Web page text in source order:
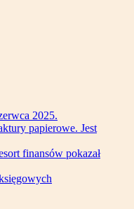
2025.
papierowe. Jest
finansów pokazał